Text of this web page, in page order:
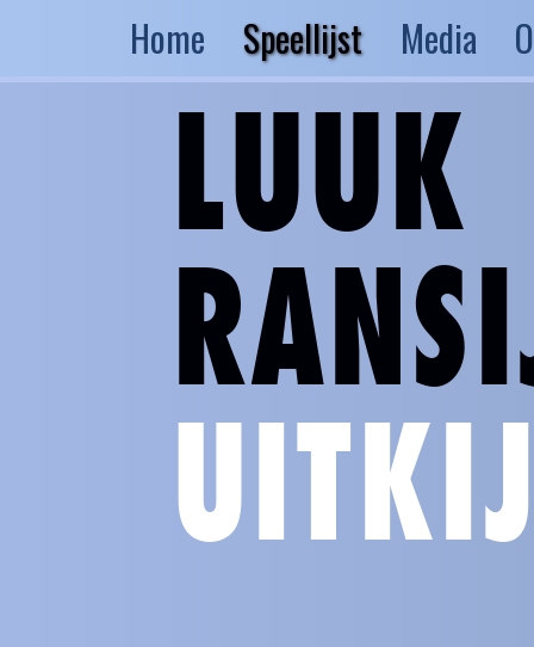
Home Speellijst Media
LUUK